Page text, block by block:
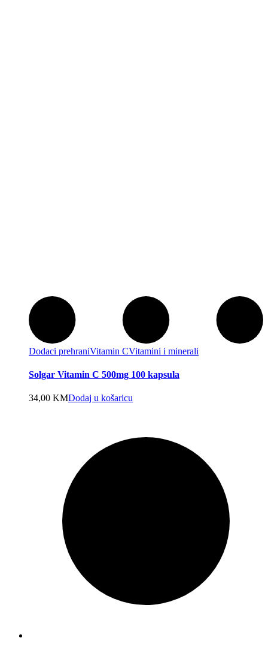
Dodaci prehraniVitamin CVitamini i minerali
Solgar Vitamin C 500mg 100 kapsula
34,00 KMDodaj u košaricu